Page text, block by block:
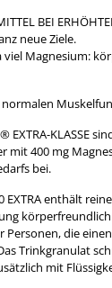
BEI
neue Ziele.
Magnesium:
KLASSE
mit 400 mg
bei.
enthält
Personen, die
Trinkgranulat
mit